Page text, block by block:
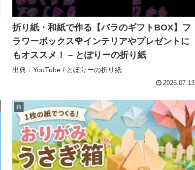
折り紙・和紙で作る【バラのギフトBOX】フ
ラワーボックス🌹インテリアやプレゼントに
もオススメ！ – とぽりーの折り紙
出典：YouTube / とぽりーの折り紙
2026.07.13
箱